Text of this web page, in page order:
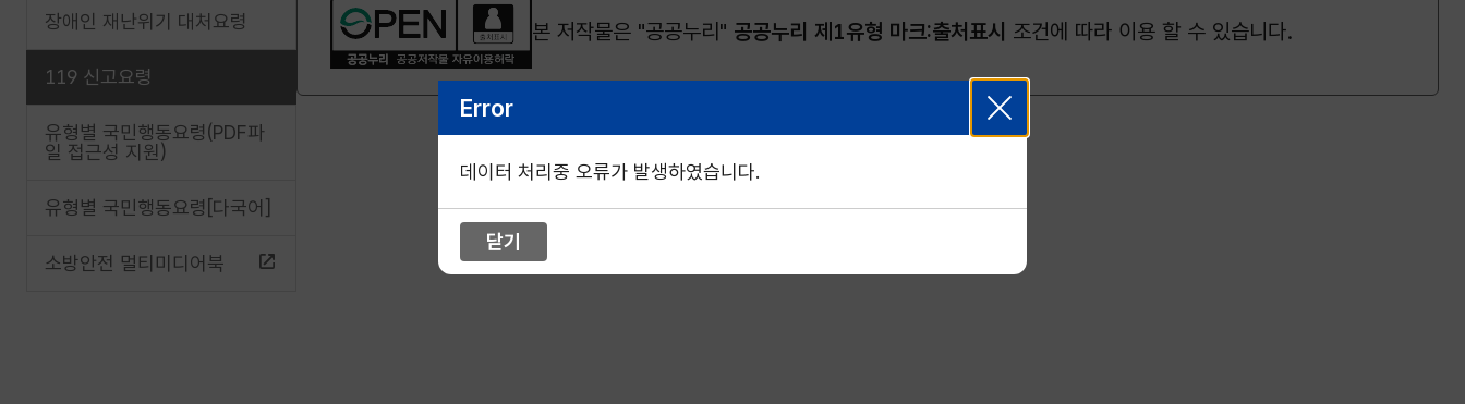
장애인 재난위기 대처요령
119 신고요령
유형별 국민행동요령(PDF파
일 접근성 지원)
유형별 국민행동요령[다국어]
소방안전 멀티미디어북
본 저작물은 "공공누리" 공공누리 제1유형 마크:출처표시 조건에 따라 이용 할 수 있습니다.
Error
데이터 처리중 오류가 발생하였습니다.
닫기